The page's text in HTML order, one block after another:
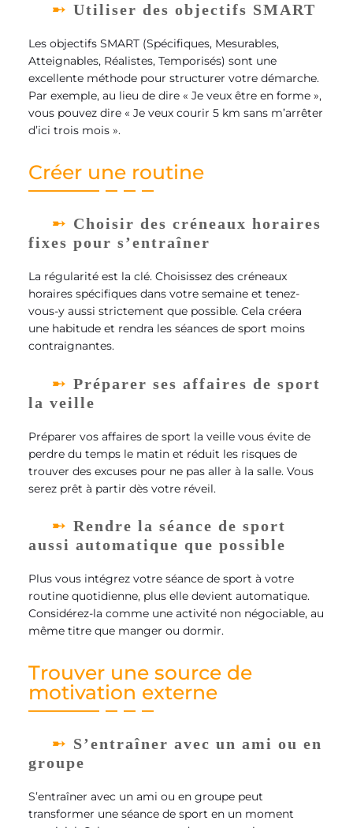
Utiliser des objectifs SMART
Les objectifs SMART (Spécifiques, Mesurables,
Atteignables, Réalistes, Temporisés) sont une
excellente méthode pour structurer votre démarche.
Par exemple, au lieu de dire « Je veux être en forme »,
vous pouvez dire « Je veux courir 5 km sans m’arrêter
d’ici trois mois ».
Créer une routine
Choisir des créneaux horaires
fixes pour s’entraîner
La régularité est la clé. Choisissez des créneaux
horaires spécifiques dans votre semaine et tenez-
vous-y aussi strictement que possible. Cela créera
une habitude et rendra les séances de sport moins
contraignantes.
Préparer ses affaires de sport
la veille
Préparer vos affaires de sport la veille vous évite de
perdre du temps le matin et réduit les risques de
trouver des excuses pour ne pas aller à la salle. Vous
serez prêt à partir dès votre réveil.
Rendre la séance de sport
aussi automatique que possible
Plus vous intégrez votre séance de sport à votre
routine quotidienne, plus elle devient automatique.
Considérez-la comme une activité non négociable, au
même titre que manger ou dormir.
Trouver une source de
motivation externe
S’entraîner avec un ami ou en
groupe
S’entraîner avec un ami ou en groupe peut
transformer une séance de sport en un moment